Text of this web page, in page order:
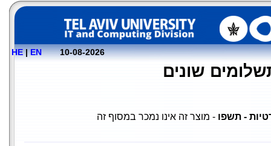
HE|EN 10-08-2026
- תשפו - מוצר זה אינו נמכר במסוף זה